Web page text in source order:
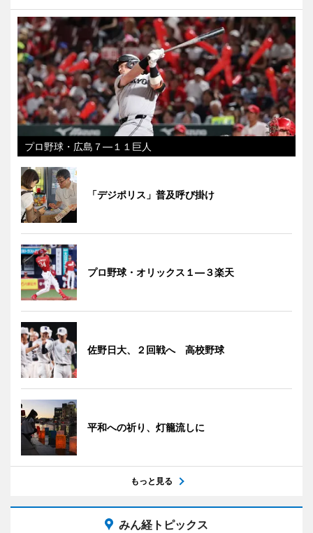
プロ野球・広島７―１１巨人
「デジポリス」普及呼び掛け
プロ野球・オリックス１―３楽天
佐野日大、２回戦へ 高校野球
平和への祈り、灯籠流しに
もっと見る
みん経トピックス